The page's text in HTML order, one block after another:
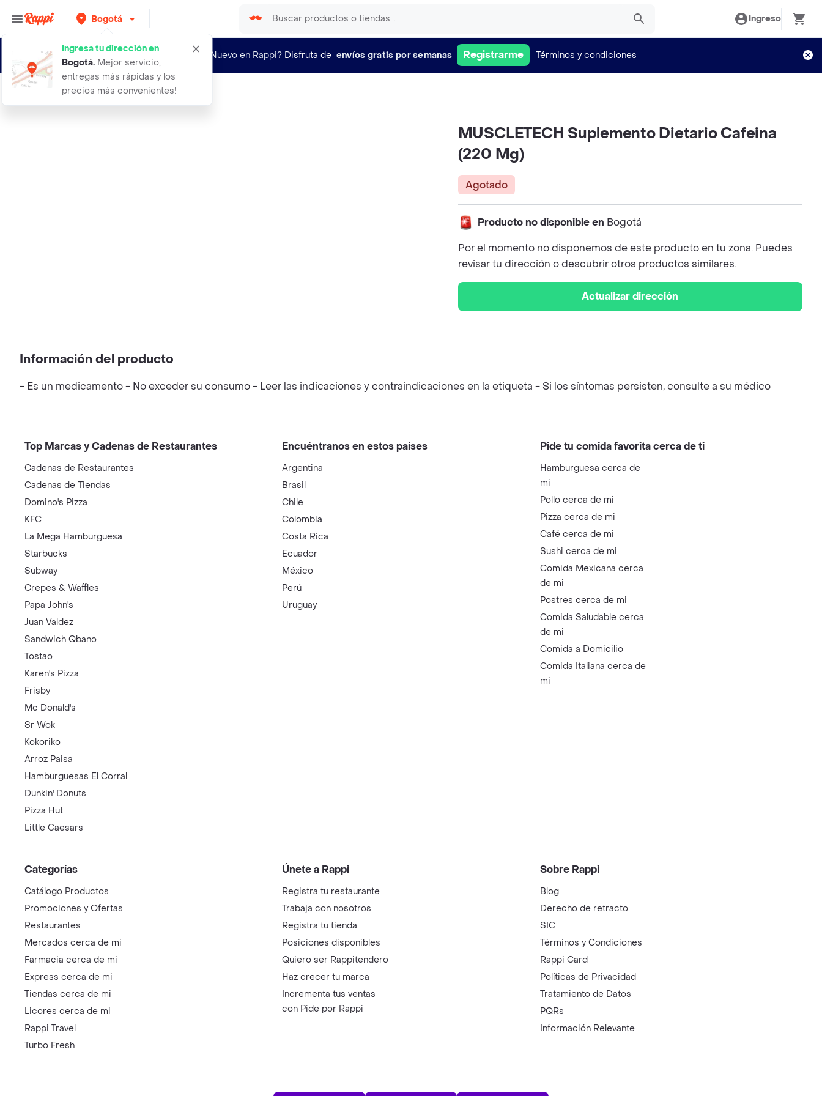
Bogotá
Ingresa tu dirección en
Bogotá. Mejor servicio,
entregas más rápidas y los
precios más convenientes!
Ingreso
¿Nuevo en Rappi? Disfruta de envíos gratis por semanas Registrarme Términos y condiciones
muscletech suplemento dietario cafe
MUSCLETECH Suplemento Dietario Cafeina
(220 Mg)
Agotado
Producto no disponible en Bogotá
Por el momento no disponemos de este producto en tu zona. Puedes
revisar tu dirección o descubrir otros productos similares.
Actualizar dirección
Información del producto
- Es un medicamento - No exceder su consumo - Leer las indicaciones y contraindicaciones en la etiqueta - Si los síntomas persisten, consulte a su médico
Top Marcas y Cadenas de Restaurantes
Cadenas de Restaurantes
Cadenas de Tiendas
Domino's Pizza
KFC
La Mega Hamburguesa
Starbucks
Subway
Crepes & Waffles
Papa John's
Juan Valdez
Sandwich Qbano
Tostao
Karen's Pizza
Frisby
Mc Donald's
Sr Wok
Kokoriko
Arroz Paisa
Hamburguesas El Corral
Dunkin' Donuts
Pizza Hut
Little Caesars
Encuéntranos en estos países
Argentina
Brasil
Chile
Colombia
Costa Rica
Ecuador
México
Perú
Uruguay
Pide tu comida favorita cerca de ti
Hamburguesa cerca de
mi
Pollo cerca de mi
Pizza cerca de mi
Café cerca de mi
Sushi cerca de mi
Comida Mexicana cerca
de mi
Postres cerca de mi
Comida Saludable cerca
de mi
Comida a Domicilio
Comida Italiana cerca de
mi
Categorías
Catálogo Productos
Promociones y Ofertas
Restaurantes
Mercados cerca de mi
Farmacia cerca de mi
Express cerca de mi
Tiendas cerca de mi
Licores cerca de mi
Rappi Travel
Turbo Fresh
Únete a Rappi
Registra tu restaurante
Trabaja con nosotros
Registra tu tienda
Posiciones disponibles
Quiero ser Rappitendero
Haz crecer tu marca
Incrementa tus ventas
con Pide por Rappi
Sobre Rappi
Blog
Derecho de retracto
SIC
Términos y Condiciones
Rappi Card
Políticas de Privacidad
Tratamiento de Datos
PQRs
Información Relevante